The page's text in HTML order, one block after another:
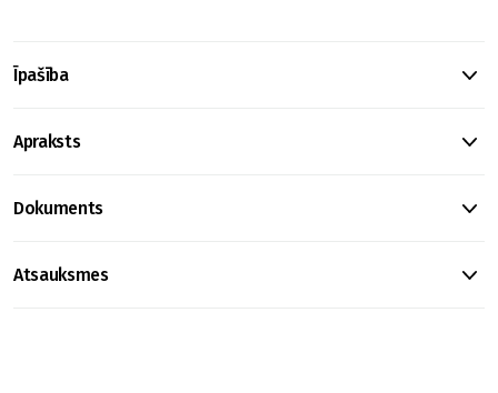
Īpašība
Apraksts
Dokuments
Atsauksmes